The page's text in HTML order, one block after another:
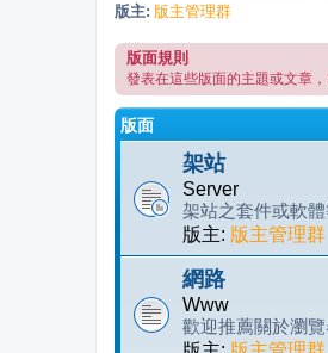
版主: 版主管理群
版面規則
發表在這些版面的主題或文章
版面
架站
Server
架站之套件或軟體
版主: 版主管理群
網路
Www
歡迎推薦關於瀏